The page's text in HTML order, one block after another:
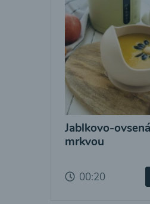
Jablkovo-
mrkvou
00:20